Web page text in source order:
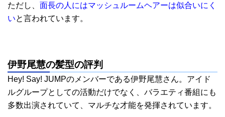
ただし、 面長の人にはマッシュルームヘアーは似合いにく
いと言われています。
伊野尾慧の髪型の評判
Hey! Say! JUMPのメンバーである伊野尾慧さん。アイド
ルグループとしての活動だけでなく、バラエティ番組にも
多数出演されていて、マルチな才能を発揮されています。